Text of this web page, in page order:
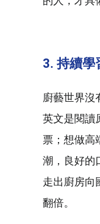
3.持續學
廚藝世界沒
英文是閱讀
票；想做高
潮，良好的
走出廚房向
翻倍。